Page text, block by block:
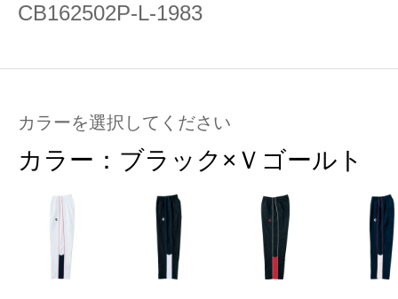
CB162502P-L-1983
カラーを選択してください
カラー： ブラック×Ｖゴールト